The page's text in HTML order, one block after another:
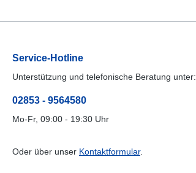
Service-Hotline
Unterstützung und telefonische Beratung unter:
02853 - 9564580
Mo-Fr, 09:00 - 19:30 Uhr
Oder über unser Kontaktformular.